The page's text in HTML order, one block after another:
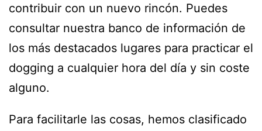
contribuir con un nuevo rincón. Puedes
consultar nuestra banco de información de
los más destacados lugares para practicar el
dogging a cualquier hora del día y sin coste
alguno.
Para facilitarle las cosas, hemos clasificado